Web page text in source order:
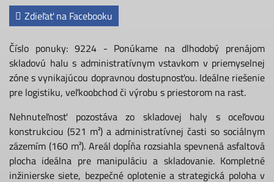
Zdieľať na Facebooku
Číslo ponuky: 9224 - Ponúkame na dlhodobý prenájom
skladovú halu s administratívnym vstavkom v priemyselnej
zóne s vynikajúcou dopravnou dostupnosťou. Ideálne riešenie
pre logistiku, veľkoobchod či výrobu s priestorom na rast.
Nehnuteľnosť pozostáva zo skladovej haly s oceľovou
konstrukciou (521 m²) a administratívnej časti so sociálnym
zázemím (160 m²). Areál dopĺňa rozsiahla spevnená asfaltová
plocha ideálna pre manipuláciu a skladovanie. Kompletné
inžinierske siete, bezpečné oplotenie a strategická poloha v